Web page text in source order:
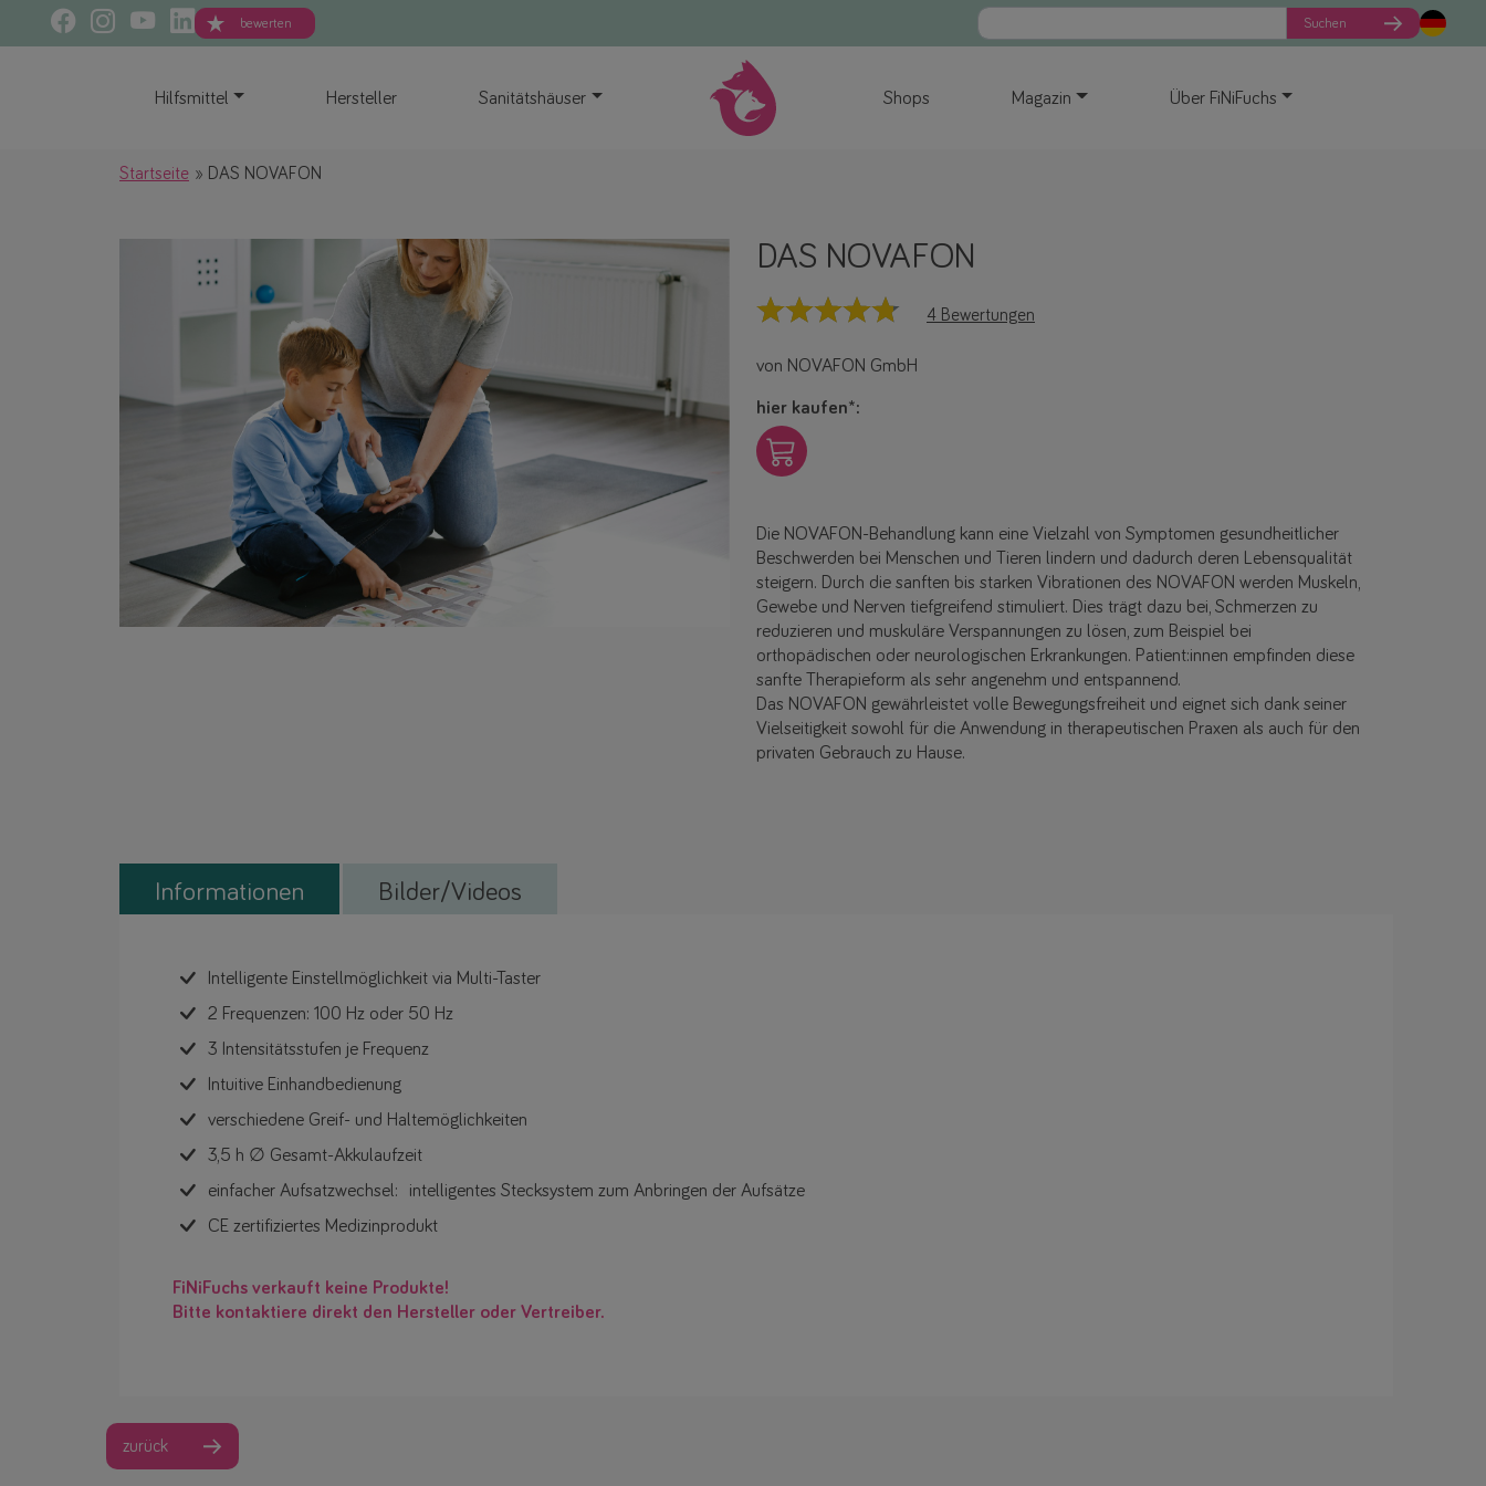
bewerten Suchen
Hilfsmittel Hersteller Sanitätshäuser Shops Magazin Über FiNiFuchs
Startseite DAS NOVAFON
DAS NOVAFON
4 Bewertungen
von NOVAFON GmbH
hier kaufen*:
Die NOVAFON-Behandlung kann eine Vielzahl von Symptomen gesundheitlicher
Beschwerden bei Menschen und Tieren lindern und dadurch deren Lebensqualität
steigern. Durch die sanften bis starken Vibrationen des NOVAFON werden Muskeln,
Gewebe und Nerven tiefgreifend stimuliert. Dies trägt dazu bei, Schmerzen zu
reduzieren und muskuläre Verspannungen zu lösen, zum Beispiel bei
orthopädischen oder neurologischen Erkrankungen. Patient:innen empfinden diese
sanfte Therapieform als sehr angenehm und entspannend.
Das NOVAFON gewährleistet volle Bewegungsfreiheit und eignet sich dank seiner
Vielseitigkeit sowohl für die Anwendung in therapeutischen Praxen als auch für den
privaten Gebrauch zu Hause.
Informationen Bilder/Videos
Intelligente Einstellmöglichkeit via Multi-Taster
2 Frequenzen: 100 Hz oder 50 Hz
3 Intensitätsstufen je Frequenz
Intuitive Einhandbedienung
verschiedene Greif- und Haltemöglichkeiten
3,5 h ∅ Gesamt-Akkulaufzeit
einfacher Aufsatzwechsel: intelligentes Stecksystem zum Anbringen der Aufsätze
CE zertifiziertes Medizinprodukt
FiNiFuchs verkauft keine Produkte!
Bitte kontaktiere direkt den Hersteller oder Vertreiber.
zurück